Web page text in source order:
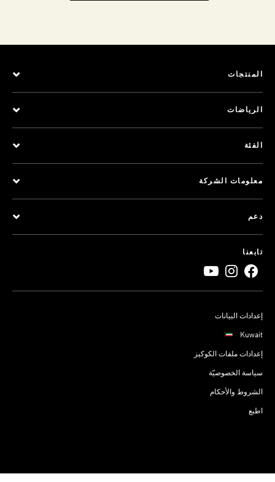
المنتجات
الرياضات
الفئة
معلومات الشركة
دعم
تابعنا
إعدادات البيانات
Kuwait
إعدادات ملفات الكوكيز
سياسة الخصوصيّة
الشروط والأحكام
اطبع